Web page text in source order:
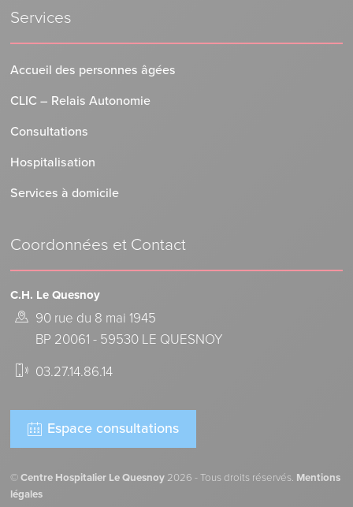
Services
Accueil des personnes âgées
CLIC – Relais Autonomie
Consultations
Hospitalisation
Services à domicile
Coordonnées et Contact
C.H. Le Quesnoy
90 rue du 8 mai 1945
BP 20061 - 59530 LE QUESNOY
03.27.14.86.14
Espace consultations
©Centre Hospitalier Le Quesnoy 2026 - Tous droits réservés. Mentions
légales